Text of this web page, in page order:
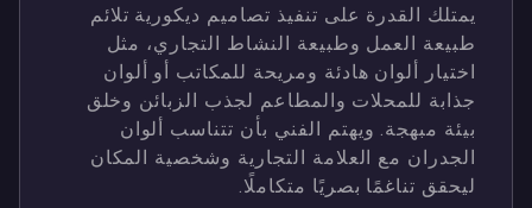
يمتلك القدرة على تنفيذ تصاميم ديكورية تلائم
طبيعة العمل وطبيعة النشاط التجاري، مثل
اختيار ألوان هادئة ومريحة للمكاتب أو ألوان
جذابة للمحلات والمطاعم لجذب الزبائن وخلق
بيئة مبهجة. ويهتم الفني بأن تتناسب ألوان
الجدران مع العلامة التجارية وشخصية المكان
ليحقق تناغمًا بصريًا متكاملًا.